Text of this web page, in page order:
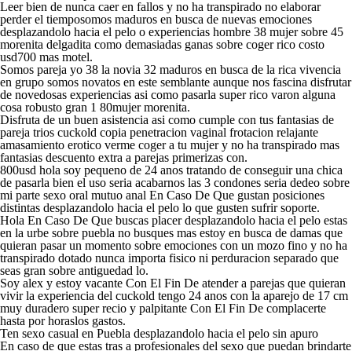
Leer bien de nunca caer en fallos y no ha transpirado no elaborar
perder el tiemposomos maduros en busca de nuevas emociones
desplazandolo hacia el pelo o experiencias hombre 38 mujer sobre 45
morenita delgadita como demasiadas ganas sobre coger rico costo
usd700 mas motel.
Somos pareja yo 38 la novia 32 maduros en busca de la rica vivencia
en grupo somos novatos en este semblante aunque nos fascina disfrutar
de novedosas experiencias asi­ como pasarla super rico varon alguna
cosa robusto gran 1 80mujer morenita.
Disfruta de un buen asistencia asi­ como cumple con tus fantasias de
pareja trios cuckold copia penetracion vaginal frotacion relajante
amasamiento erotico verme coger a tu mujer y no ha transpirado mas
fantasias descuento extra a parejas primerizas con.
800usd hola soy pequeno de 24 anos tratando de conseguir una chica
de pasarla bien el uso seri­a acabarnos las 3 condones seri­a dedeo sobre
mi parte sexo oral mutuo anal En Caso De Que gustan posiciones
distintas desplazandolo hacia el pelo lo que gusten sufrir soporte.
Hola En Caso De Que buscas placer desplazandolo hacia el pelo estas
en la urbe sobre puebla no busques mas estoy en busca de damas que
quieran pasar un momento sobre emociones con un mozo fino y no ha
transpirado dotado nunca importa fisico ni perduracion separado que
seas gran sobre antiguedad lo.
Soy alex y estoy vacante Con El Fin De atender a parejas que quieran
vivir la experiencia del cuckold tengo 24 anos con la aparejo de 17 cm
muy duradero super recio y palpitante Con El Fin De complacerte
hasta por horaslos gastos.
Ten sexo casual en Puebla desplazandolo hacia el pelo sin apuro
En caso de que estas tras a profesionales del sexo que puedan brindarte